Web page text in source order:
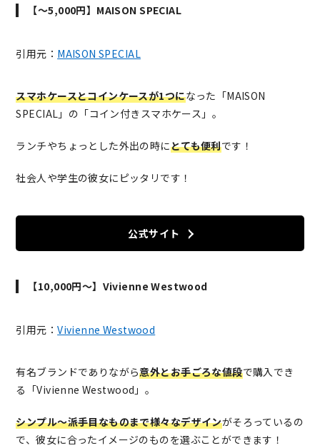
【～5,000円】MAISON SPECIAL
引用元： MAISON SPECIAL
スマホケースとコインケースが1つになった「MAISON
SPECIAL」の「コイン付きスマホケース」。
ランチやちょっとした外出の時にとても便利です！
社会人や学生の彼女にピッタリです！
公式サイト
【10,000円～】Vivienne Westwood
引用元：Vivienne Westwood
有名ブランドでありながら意外とお手ごろな値段で購入でき
る「Vivienne Westwood」。
シンプル〜派手目なものまで様々なデザインがそろっているの
で、彼女に合ったイメージのものを選ぶことができます！